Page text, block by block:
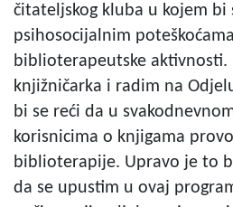
čitateljskog kluba u kojem bi
psihosocijalnim
biblioterapeutske aktivnosti.
knjižničarka i radim na
bi se reći da u
korisnicima o knjigama
biblioterapije. Upravo je to
da se upustim u ovaj